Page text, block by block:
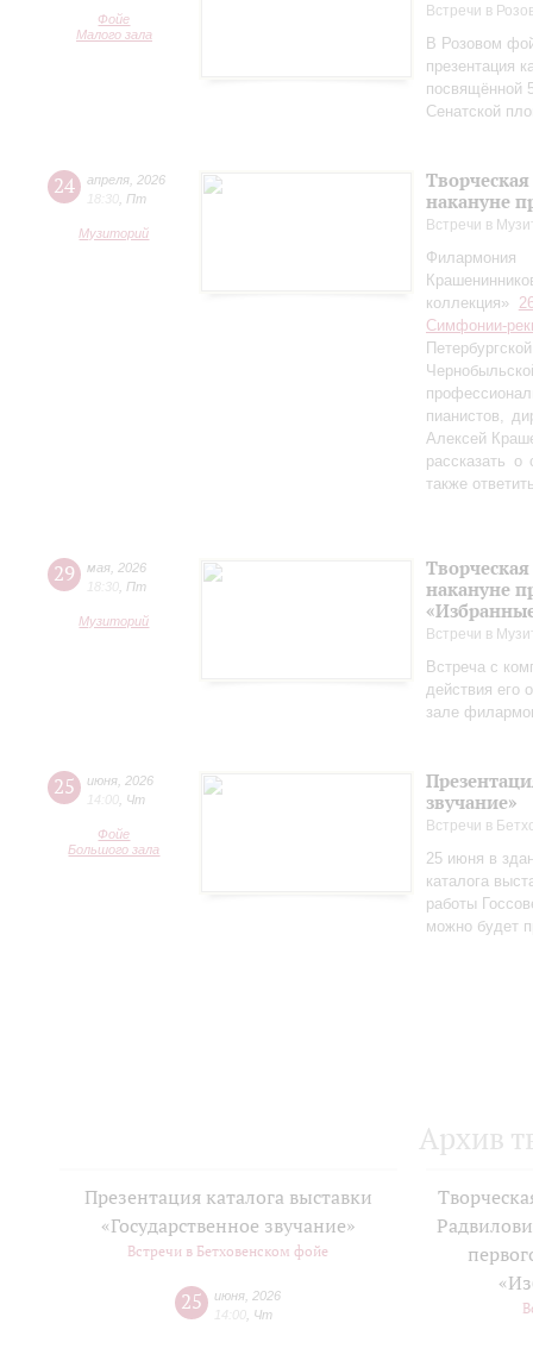
Фойе
Малого зала
Встречи в
В Розовом
презентация
посвящённой
Сенатской
24 апреля 2026
18:30 Пт
Музиторий
накануне
Встречи в
коллекция»
Симфонии-
пианистов,
Алексей
рассказать
также
29 мая 2026
18:30 Пт
Музиторий
накануне
Встречи в
Встреча с
действия его
зале
25 июня 2026
14:00 Чт
Фойе
Большого зала
звучание»
Встречи в
25 июня в
каталога
работы
можно будет
Архив
Презентация каталога выставки
«Государственное звучание»
Встречи в Бетховенском фойе
25 июня 2026
14:00 Чт